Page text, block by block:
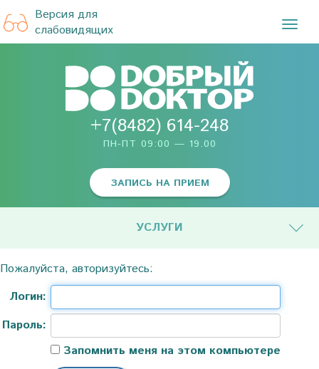
Версия для
слабовидящих
+7(8482) 614-248
ПН-ПТ 09:00 — 19.00
ЗАПИСЬ НА ПРИЕМ
УСЛУГИ
Пожалуйста, авторизуйтесь:
Логин:
Пароль:
Запомнить меня на этом компьютере